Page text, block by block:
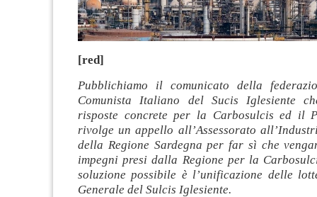
[red]
Pubblichiamo il comunicato della
Comunista Italiano del Sucis Iglesiente
risposte concrete per la Carbosulcis ed il
rivolge un appello all’Assessorato
della Regione Sardegna per far sì che
impegni presi dalla Regione per la
soluzione possibile è l’unificazione delle
Generale del Sulcis Iglesiente.